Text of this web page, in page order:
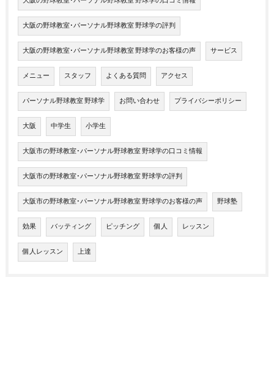
大阪の野球教室･パーソナル野球教室 野球学の評判
大阪の野球教室･パーソナル野球教室 野球学のお客様の声 サービス
メニュー スタッフ よくある質問 アクセス
パーソナル野球教室 野球学 お問い合わせ プライバシーポリシー
大阪 中学生 小学生
大阪市の野球教室･パーソナル野球教室 野球学の口コミ情報
大阪市の野球教室･パーソナル野球教室 野球学の評判
大阪市の野球教室･パーソナル野球教室 野球学のお客様の声 野球塾
効果 バッティング ピッチング 個人 レッスン
個人レッスン 上達